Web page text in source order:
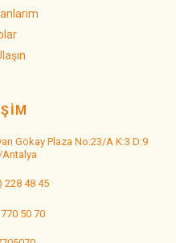
Gökay Plaza No:23/A K:3 D:9
Antalya
228 48 45
50 70